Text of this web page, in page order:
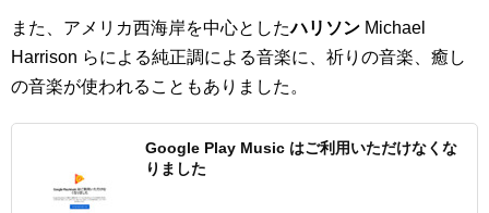
また、アメリカ西海岸を中心としたハリソン Michael
Harrison らによる純正調による音楽に、祈りの音楽、癒し
の音楽が使われることもありました。
Google Play Music はご利用いただけなくな
りました